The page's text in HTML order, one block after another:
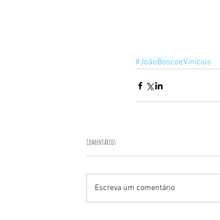
#JoãoBoscoeVinícius
Comentários
Escreva um comentário